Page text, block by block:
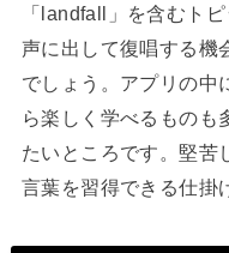
「landfall」を含むト
声に出して復唱する機
でしょう。アプリの中
ら楽しく学べるものも
たいところです。堅苦
言葉を習得できる仕掛